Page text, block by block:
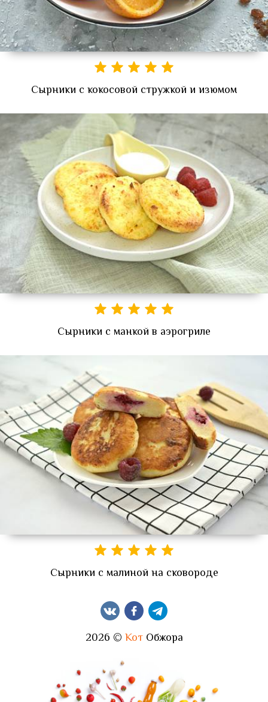
Сырники с кокосовой стружкой и изюмом
Сырники с манкой в аэрогриле
Сырники с малиной на сковороде
2026 © КотОбжора